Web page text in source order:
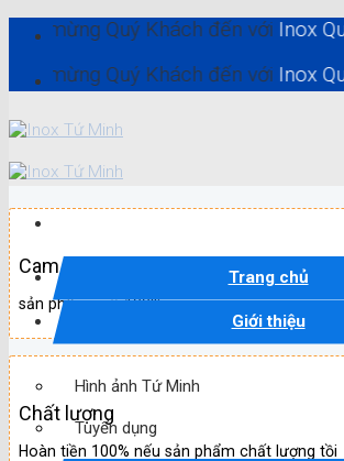
Quý Khách đến với Inox Quốc Tế
Quý Khách đến với Inox Quốc Tế
Trang chủ
Giới thiệu
Hình ảnh Tứ Minh
Tuyển dụng
Cam kết
sản phẩm mới 100%
Chất lượng
Hoàn tiền 100% nếu sản phẩm chất lượng tồi